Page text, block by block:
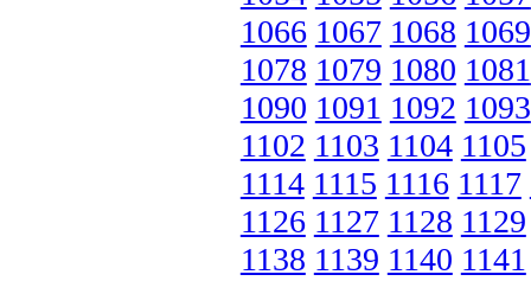
1066 1067 1068 1069
1078 1079 1080 1081
1090 1091 1092 1093
1102 1103 1104 1105
1114 1115 1116 1117
1126 1127 1128 1129
1138 1139 1140 1141